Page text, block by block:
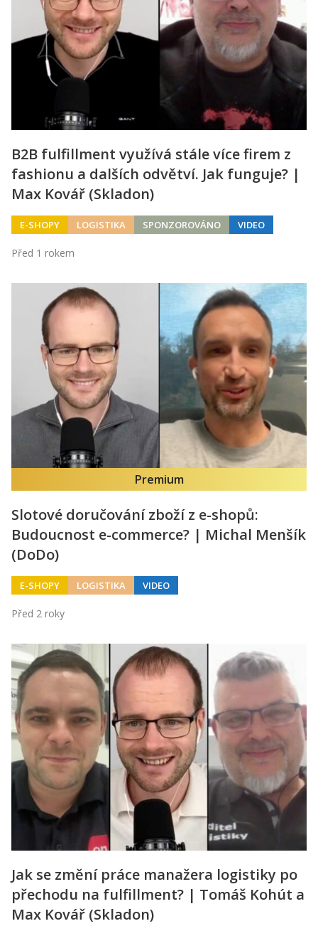
B2B fulfillment využívá stále více firem z
fashionu a dalších odvětví. Jak funguje? |
Max Kovář (Skladon)
E-SHOPY LOGISTIKA SPONZOROVÁNO VIDEO
Před 1 rokem
Premium
Slotové doručování zboží z e-shopů:
Budoucnost e-commerce? | Michal Menšík
(DoDo)
E-SHOPY LOGISTIKA VIDEO
Před 2 roky
Jak se změní práce manažera logistiky po
přechodu na fulfillment? | Tomáš Kohút a
Max Kovář (Skladon)